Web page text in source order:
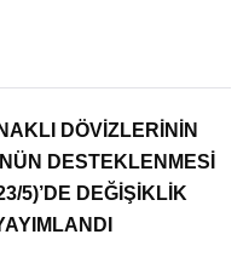
DÖVİZLERİNİN
DESTEKLENMESİ
5)’DE DEĞİŞİKLİK